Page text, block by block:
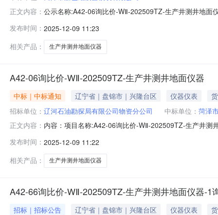
正文内容： 公示名称:A42-06询比价-WⅡ-202509TZ-生产井测井地
选人标段/包名称投标人排名质量工期资格能力条件备注
发布时间： 2025-12-09 11:23
相关产品：
生产井测井地面仪器
A42-06询比价-WⅡ-202509TZ-生产井测井地面仪器
中标｜中标通知 辽宁省｜盘锦市｜兴隆台区 仪器仪表
招标单位： 辽河石油勘探局有限公司物资分公司 中标单位： 菏泽
正文内容： 内容：项目名称:A42-06询比价-WⅡ-202509TZ-生产井测
发布时间： 2025-12-09 11:22
相关产品：
生产井测井地面仪器
A42-66询比价-WⅡ-202509TZ-生产井测井地面仪器-1
招标｜招标公告 辽宁省｜盘锦市｜兴隆台区 仪器仪表